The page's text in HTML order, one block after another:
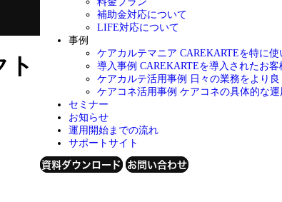
補助金対応について
LIFE対応について
事例
ケアカルテマニア CAREKARTEを特に
導入事例 CAREKARTEを導入されたお
ケアカルテ活用事例
日々の業務をより
ケアコネ活用事例 ケアコネの具体的な
セミナー
お知らせ
運用開始までの流れ
サポートサイト
資料ダウンロード お問い合わせ
ト についての問い合わせ